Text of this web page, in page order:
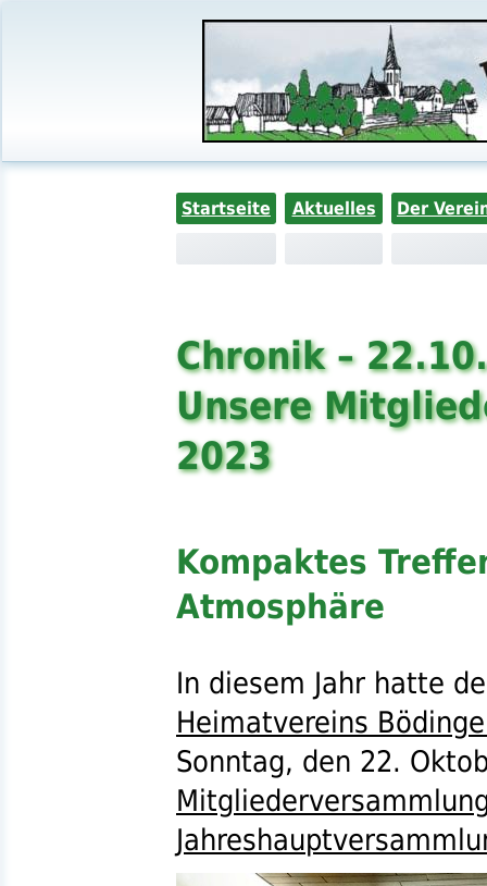
Startseite Aktuelles Der
Chronik –
Unsere
2023
Kompaktes
Atmosphäre
In diesem Jahr hatte
Heimatvereins
Sonntag, den 22.